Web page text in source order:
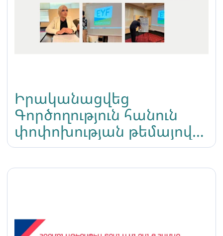
Իրականացվեց
Գործողություն հանուն
փոփոխության թեմայով
դասընթացը ԼԳԲՏԻՔ
երիտասարդների համար